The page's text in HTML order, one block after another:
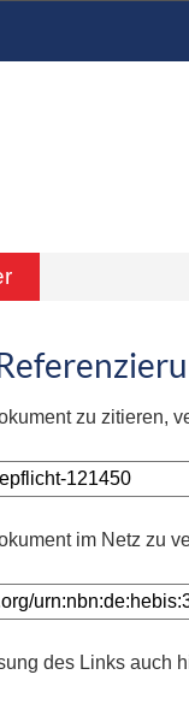
zu zitieren,
im Netz zu
des Links auch